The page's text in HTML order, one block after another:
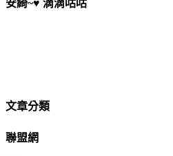
安綺~♥ 滴滴咕咕
文章分類
聯盟網